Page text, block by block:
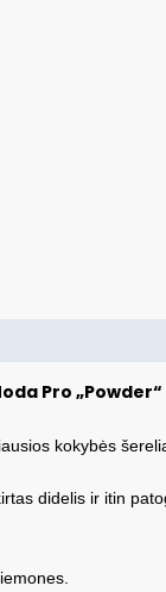
Pro „Powder“
kokybės
didelis ir itin